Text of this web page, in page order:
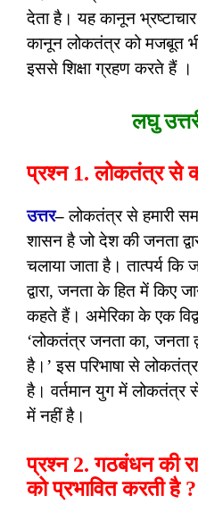
देता है। यह कानून
कानून लोकतंत्र को मजबूत
इससे शिक्षा ग्रहण करते हैं ।
लघु
प्रश्न 1. लोकतंत्र से
उत्तर–लोकतंत्र से हमारी
शासन है जो देश की जनता
चलाया जाता है। तात्पर्य कि
द्वारा, जनता के हित में किए
कहते हैं। अमेरिका के एक
‘लोकतंत्र जनता का, जनता
है।’ इस परिभाषा से लोकतंत्र
है। वर्तमान युग में लोकतंत्र
में नहीं है।
प्रश्न 2. गठबंधन की
को प्रभावित करती है ?